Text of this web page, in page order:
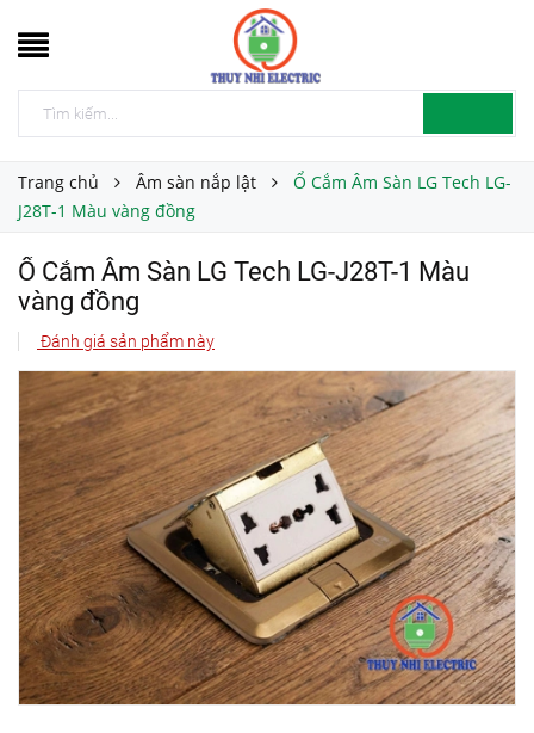
Trang chủ Âm sàn nắp lật
Ổ Cắm Âm Sàn LG Tech LG-
J28T-1 Màu vàng đồng
Ổ Cắm Âm Sàn LG Tech LG-J28T-1 Màu
vàng đồng
Đánh giá sản phẩm này